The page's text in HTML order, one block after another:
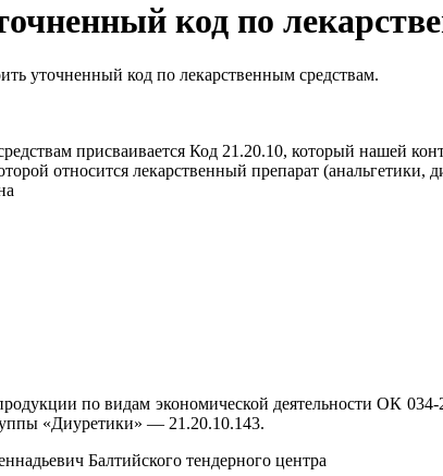
код по
уточненный код по лекарственным средствам.
присваивается Код 21.20.10, который нашей
относится лекарственный препарат (анальгетики,
по видам экономической деятельности ОК
«Диуретики» — 21.20.10.143.
Балтийского тендерного центра